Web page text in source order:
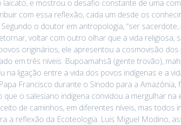
e mostrou o desafio constante de uma
com essa reflexão, cada um desde os
o doutor em antropologia, “ser
voltar com outro olhar que a vida
originários, ele apresentou a cosmovisão
em três níveis: Bupoamahsã (gente trovão),
na ligação entre a vida dos povos indígenas e a
Francisco durante o Sínodo para a
que o salesiano indígena convidou a mergulhar
de caminhos, em diferentes níveis, mas
a reflexão da Ecoteologia. Luis Miguel Modino,